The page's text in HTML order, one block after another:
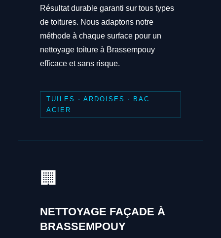
Résultat durable garanti sur tous types
de toitures. Nous adaptons notre
méthode à chaque surface pour un
nettoyage toiture à Brassempouy
efficace et sans risque.
TUILES · ARDOISES · BAC
ACIER
🏢
NETTOYAGE FAÇADE À
BRASSEMPOUY